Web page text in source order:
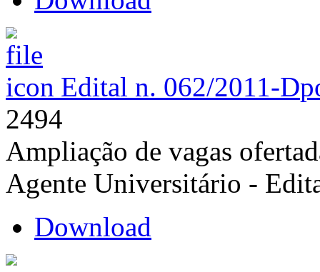
Edital n. 062/2011-D
2494
Ampliação de vagas
Agente Universitário -
Download